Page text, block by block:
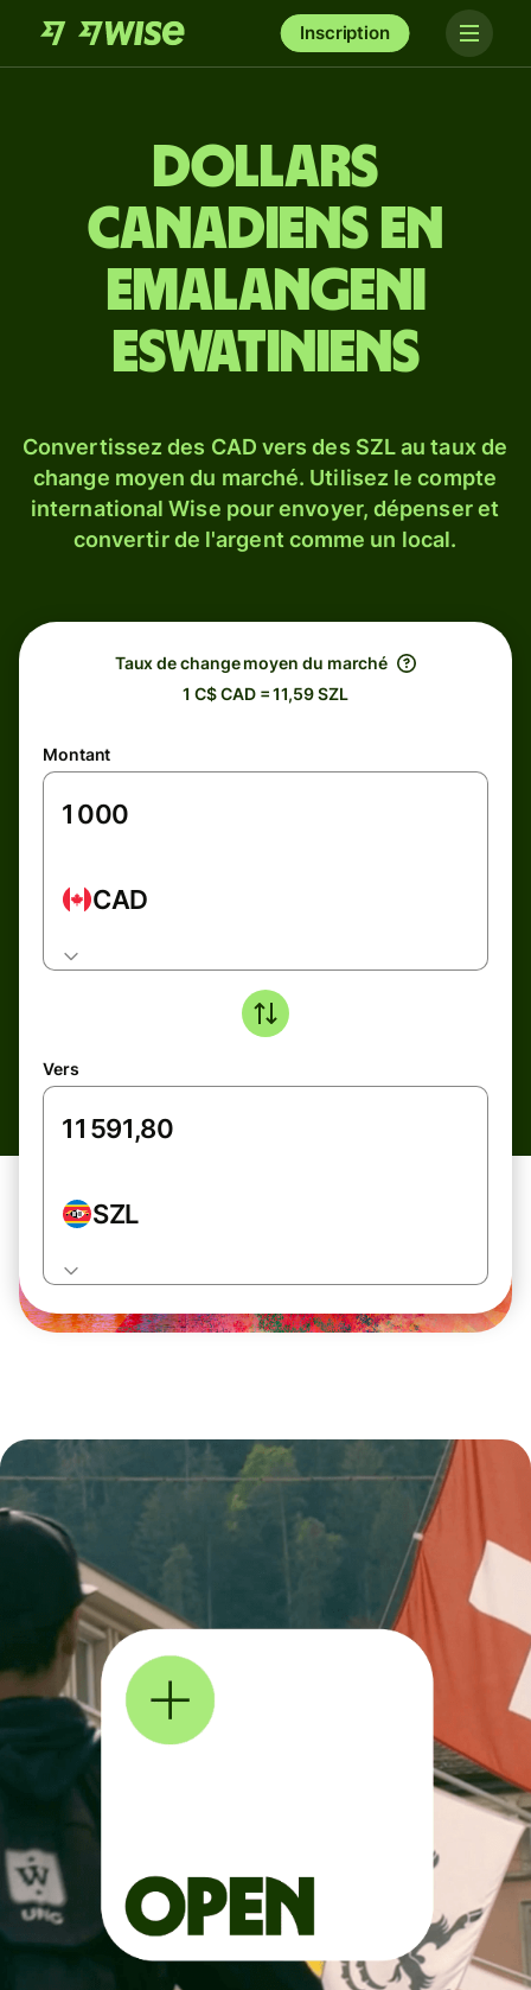
Inscription
Dollars
canadiens en
emalangeni
eswatiniens
Convertissez des CAD vers des SZL au taux de
change moyen du marché. Utilisez le compte
international Wise pour envoyer, dépenser et
convertir de l'argent comme un local.
Taux de change moyen du marché
1 C$ CAD = 11,59 SZL
Montant
CAD
Vers
SZL